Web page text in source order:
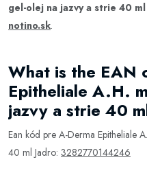
gel-olej na jazvy a strie 40 ml
notino.sk.
What is the EAN
Epitheliale A.H.
jazvy a strie 40
Ean kód pre A-Derma Epitheliale
40 ml Jadro: 3282770144246